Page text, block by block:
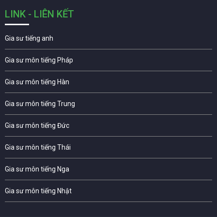
LINK - LIÊN KẾT
Gia sư tiếng anh
Gia sư môn tiếng Pháp
Gia sư môn tiếng Hàn
Gia sư môn tiếng Trung
Gia sư môn tiếng Đức
Gia sư môn tiếng Thái
Gia sư môn tiếng Nga
Gia sư môn tiếng Nhật